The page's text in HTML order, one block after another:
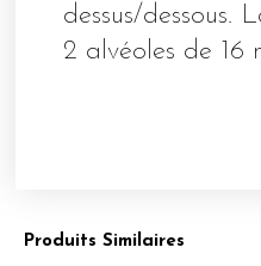
dessus/dessous.
2 alvéoles de 16
Produits Similaires